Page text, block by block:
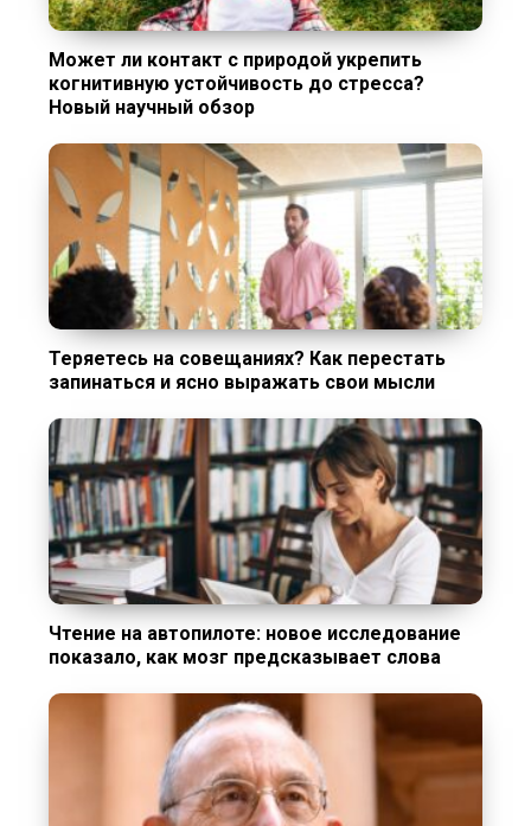
Может ли контакт с природой укрепить
когнитивную устойчивость до стресса?
Новый научный обзор
Теряетесь на совещаниях? Как перестать
запинаться и ясно выражать свои мысли
Чтение на автопилоте: новое исследование
показало, как мозг предсказывает слова